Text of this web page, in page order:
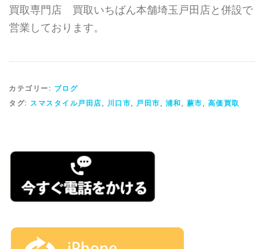
買取専門店 買取いちばん本舗埼玉戸田店と併設で
営業しております。
カテゴリー: ブログ
タグ: スマスタイル戸田店, 川口市, 戸田市, 浦和, 蕨市, 高価買取